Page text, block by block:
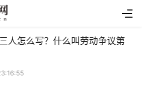
人怎么写？什么叫劳动争议第